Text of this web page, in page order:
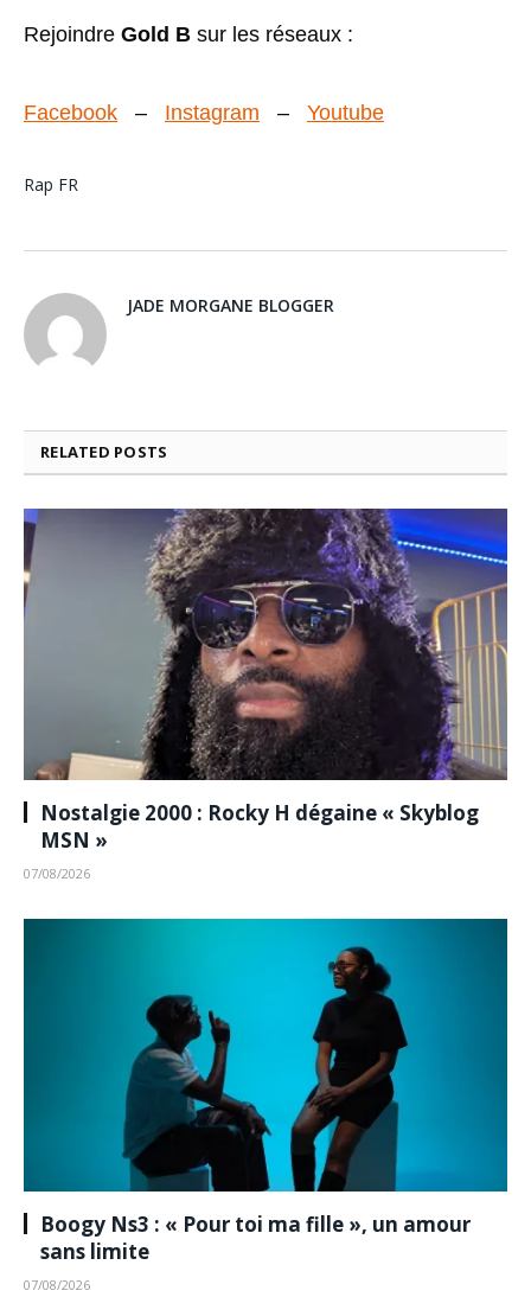
Rejoindre Gold B sur les réseaux :
Facebook – Instagram – Youtube
Rap FR
JADE MORGANE BLOGGER
RELATED POSTS
Nostalgie 2000 : Rocky H dégaine « Skyblog
MSN »
07/08/2026
Boogy Ns3 : « Pour toi ma fille », un amour
sans limite
07/08/2026